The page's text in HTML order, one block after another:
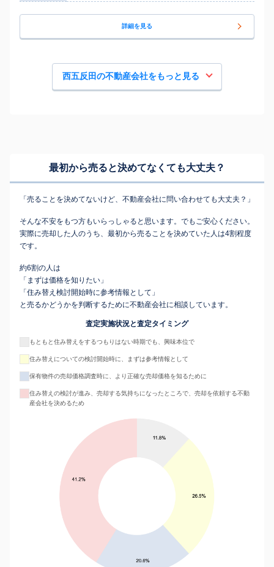
詳細を見る
西五反田の不動産会社をもっと見る
最初から売ると決めてなくても大丈夫？
「売ることを決めてないけど、不動産会社に問い合わせても大丈夫？」
そんな不安をもつ方もいらっしゃると思います。でもご安心ください。
実際に売却した人のうち、最初から売ることを決めていた人は4割程度
です。
約6割の人は
「まずは価格を知りたい」
「住み替え検討開始時に参考情報として」
と売るかどうかを判断するために不動産会社に相談しています。
査定実施状況と査定タイミング
もともと住み替えをするつもりはない時期でも、興味本位で
住み替えについての検討開始時に、まずは参考情報として
保有物件の売却価格調査時に、より正確な売却価格を知るために
住み替えの検討が進み、売却する気持ちになったところで、売却を依頼する不動
産会社を決めるため